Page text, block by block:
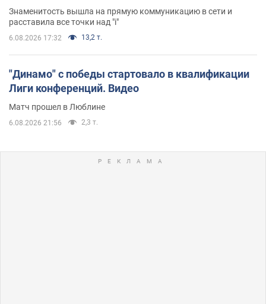
Знаменитость вышла на прямую коммуникацию в сети и
расставила все точки над "i"
6.08.2026 17:32 13,2 т.
"Динамо" с победы стартовало в квалификации
Лиги конференций. Видео
Матч прошел в Люблине
6.08.2026 21:56 2,3 т.